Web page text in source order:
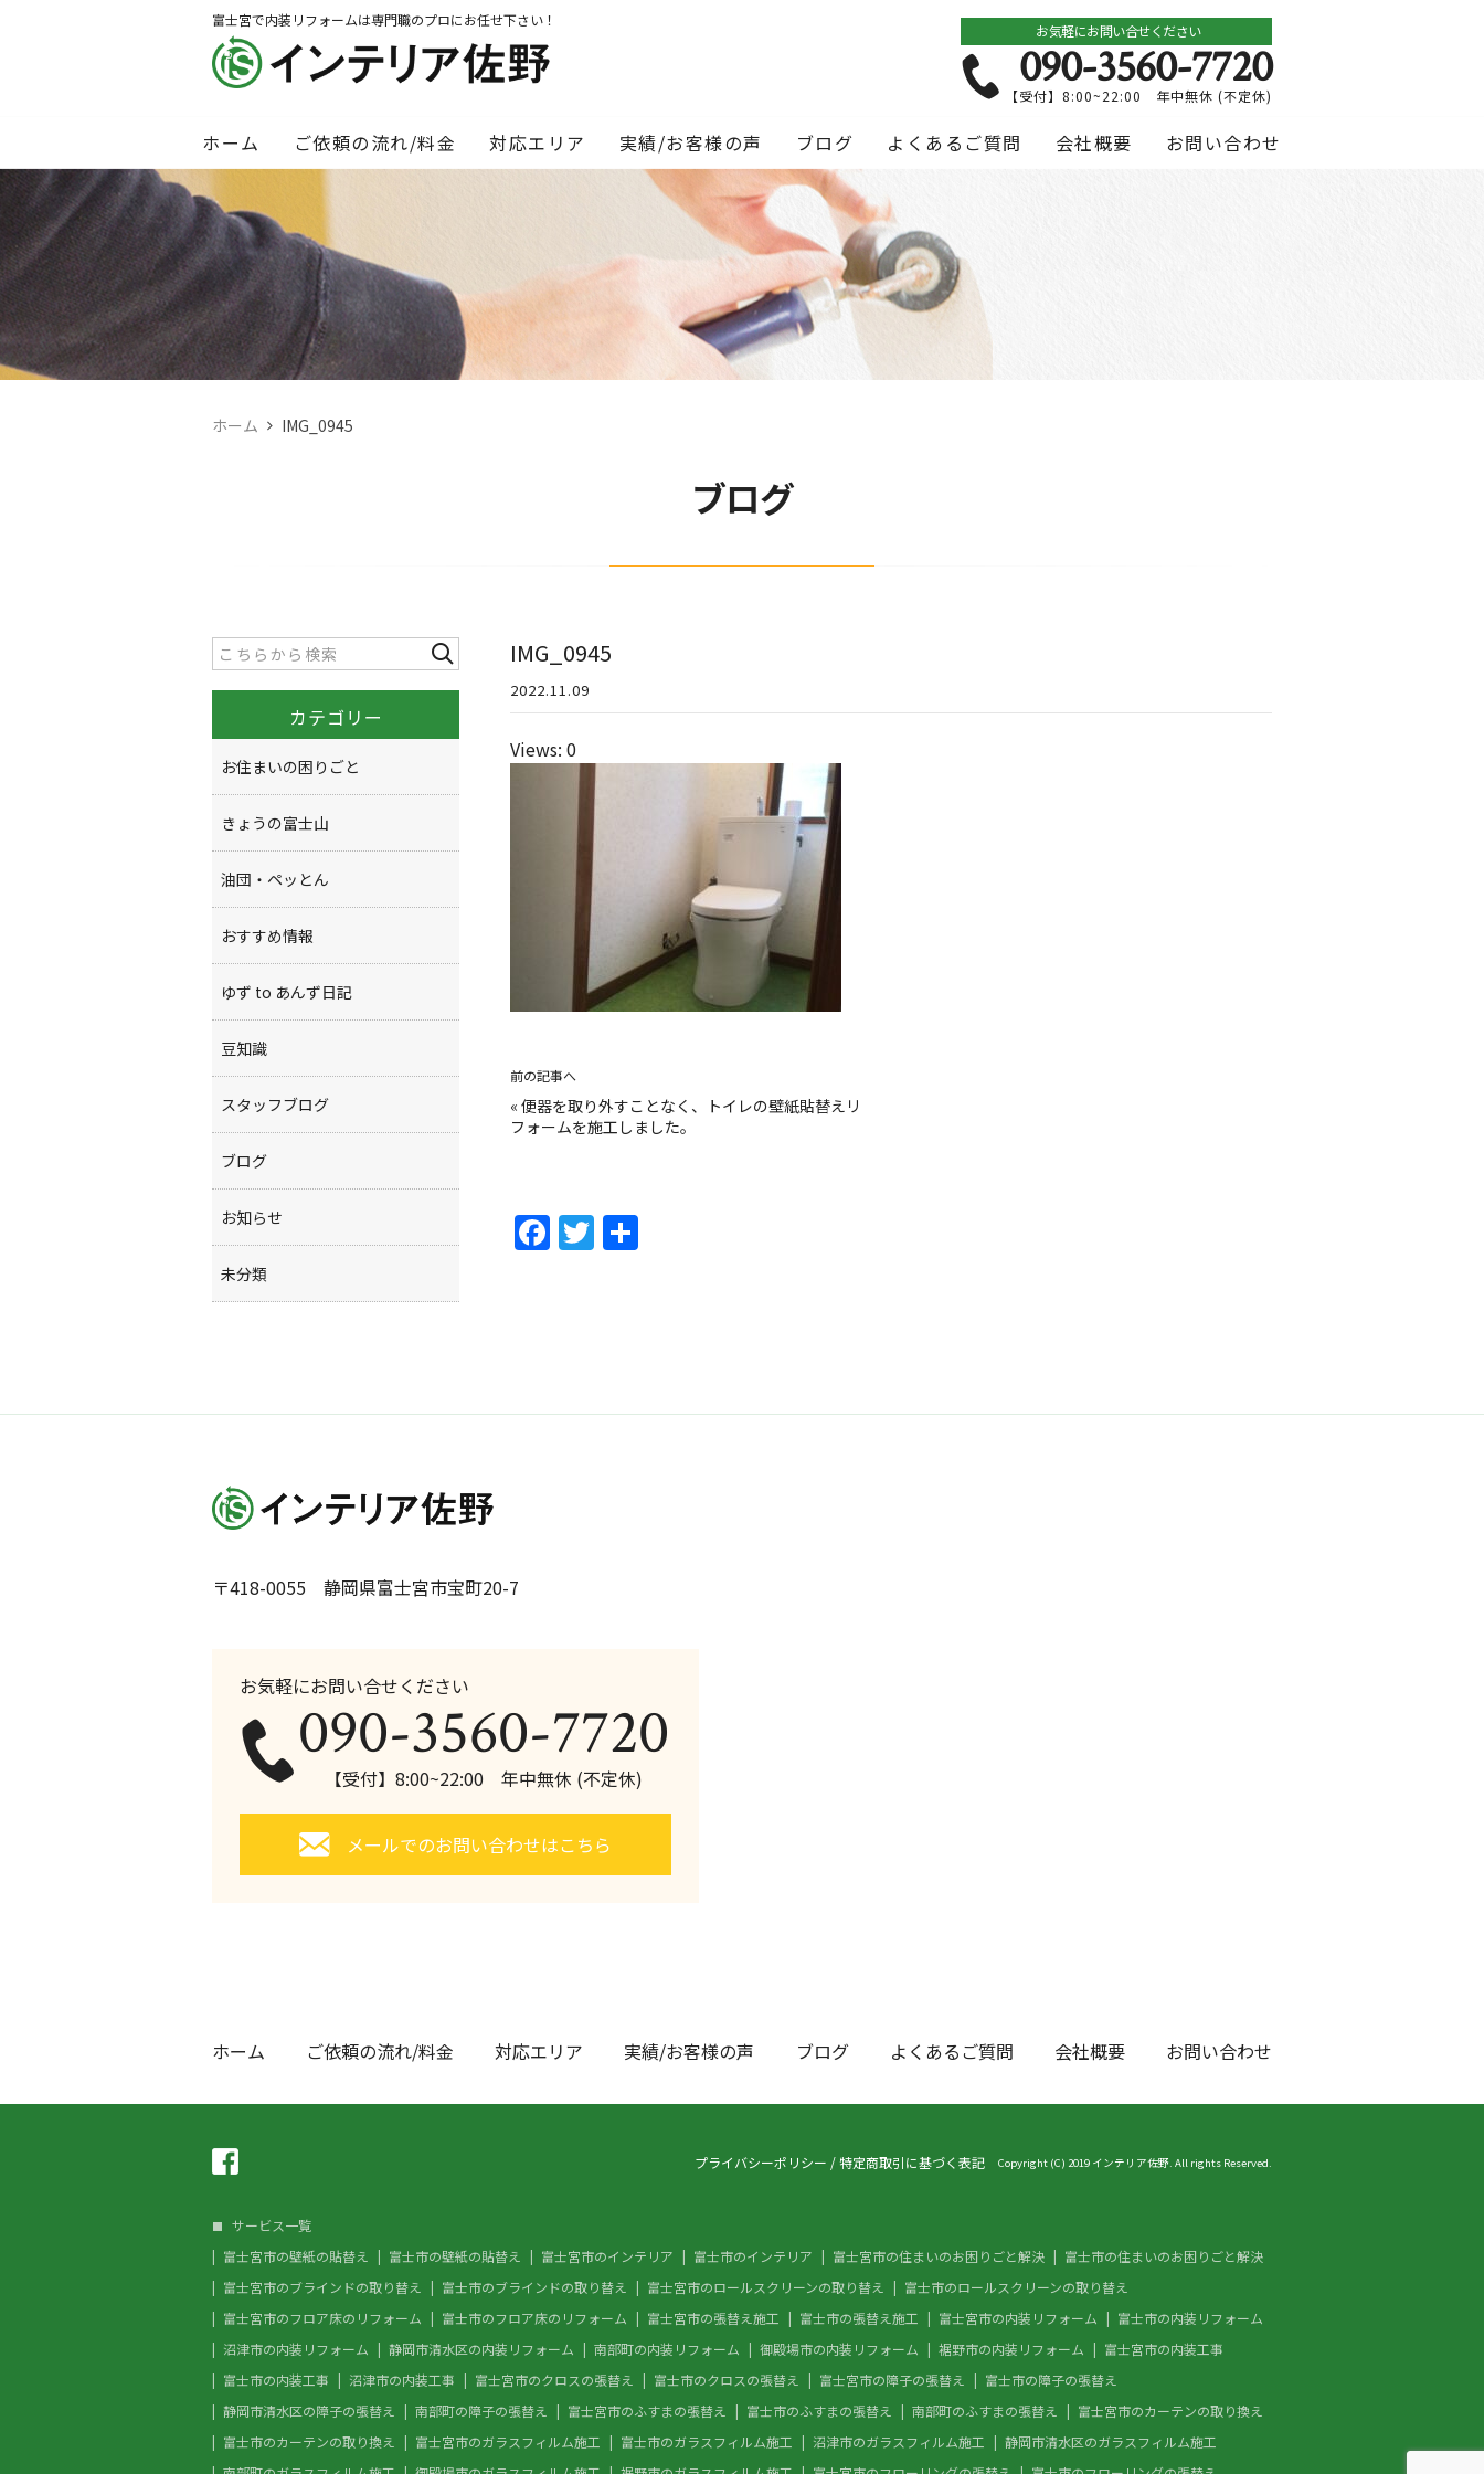
富士宮で内装リフォームは専門職のプロにお任せ下さい！
お気軽にお問い合せください
090-3560-7720
【受付】8:00~22:00 年中無休 (不定休)
ホーム ご依頼の流れ/料金 対応エリア 実績/お客様の声 ブログ よくあるご質問 会社概要 お問い合わせ
ホーム IMG_0945
ブログ
IMG_0945
2022.11.09
Views: 0
前の記事へ
« 便器を取り外すことなく、トイレの壁紙貼替えリ
フォームを施工しました。
F
o
T
カテゴリー
お住まいの困りごと
きょうの富士山
油団・ペッとん
おすすめ情報
ゆず to あんず日記
豆知識
スタッフブログ
ブログ
お知らせ
未分類
〒418-0055 静岡県富士宮市宝町20-7
お気軽にお問い合せください
090-3560-7720
【受付】8:00~22:00 年中無休 (不定休)
メールでのお問い合わせはこちら
ホーム ご依頼の流れ/料金 対応エリア 実績/お客様の声 ブログ よくあるご質問 会社概要 お問い合わせ
プライバシーポリシー /特定商取引に基づく表記 Copyright (C) 2019 インテリア佐野. All rights Reserved.
サービス一覧
富士宮市の壁紙の貼替え
富士市の壁紙の貼替え 富士宮市のインテリア 富士市のインテリア 富士宮市の住まいのお困りごと解決
富士市の住まいのお困りごと解決
富士宮市のブラインドの取り替え
富士市のブラインドの取り替え 富士宮市のロールスクリーンの取り替え
富士市のロールスクリーンの取り替え
富士宮市のフロア床のリフォーム
富士市のフロア床のリフォーム 富士宮市の張替え施工 富士市の張替え施工 富士宮市の内装リフォーム
富士市の内装リフォーム
沼津市の内装リフォーム
静岡市清水区の内装リフォーム 南部町の内装リフォーム 御殿場市の内装リフォーム 裾野市の内装リフォーム
富士宮市の内装工事
富士市の内装工事
沼津市の内装工事 富士宮市のクロスの張替え 富士市のクロスの張替え 富士宮市の障子の張替え
富士市の障子の張替え
静岡市清水区の障子の張替え
南部町の障子の張替え 富士宮市のふすまの張替え 富士市のふすまの張替え 南部町のふすまの張替え
富士宮市のカーテンの取り換え
富士市のカーテンの取り換え
富士宮市のガラスフィルム施工 富士市のガラスフィルム施工 沼津市のガラスフィルム施工
静岡市清水区のガラスフィルム施工